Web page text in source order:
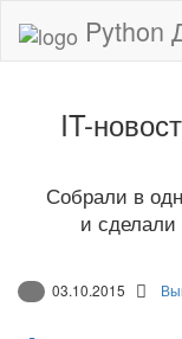
Python
IT-
Собрали в
и сделали
03.10.2015